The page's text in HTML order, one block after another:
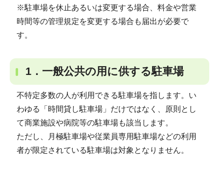
※駐車場を休止あるいは変更する場合、料金や営業
時間等の管理規定を変更する場合も届出が必要で
す。
1．一般公共の用に供する駐車場
不特定多数の人が利用できる駐車場を指します。い
わゆる「時間貸し駐車場」だけではなく、原則とし
て商業施設や病院等の駐車場も該当します。
ただし、月極駐車場や従業員専用駐車場などの利用
者が限定されている駐車場は対象となりません。